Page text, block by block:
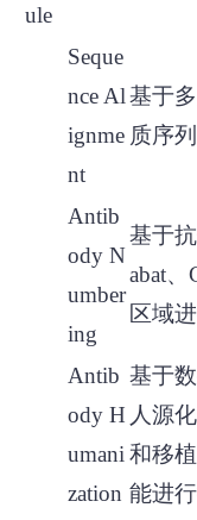
ule
Seque
nce Al
ignme
nt
基于
质序
Antib
ody N
umber
ing
基于
abat
区域
Antib
ody H
umani
zation
基于
人源
和移
能进